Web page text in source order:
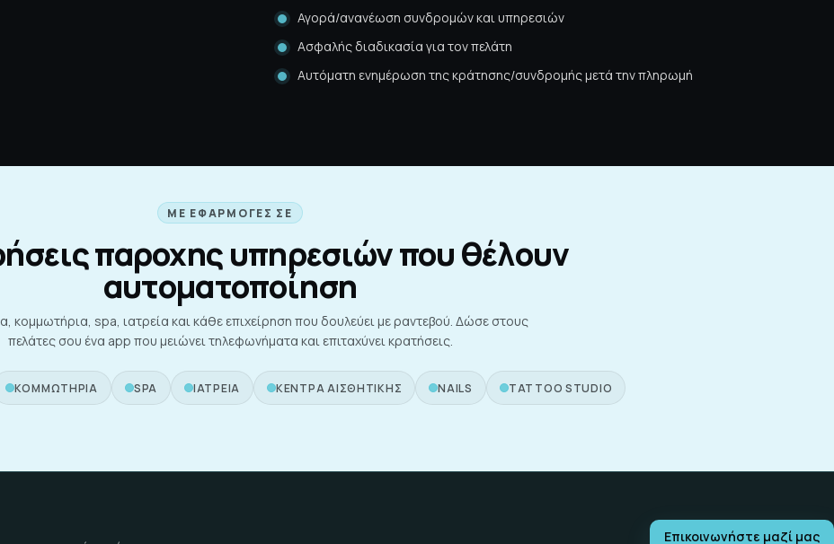
Αγορά/ανανέωση συνδρομών και υπηρεσιών
Ασφαλής διαδικασία για τον πελάτη
Αυτόματη ενημέρωση της κράτησης/συνδρομής μετά την πληρωμή
ΜΕ ΕΦΑΡΜΟΓΈΣ ΣΕ
παροχης υπηρεσιών που θέλουν
αυτοματοποίηση
κομμωτήρια, spa, ιατρεία και κάθε επιχείρηση που δουλεύει με ραντεβού. Δώσε στους
πελάτες σου ένα app που μειώνει τηλεφωνήματα και επιταχύνει κρατήσεις.
ΚΟΜΜΩΤΉΡΙΑ SPA ΙΑΤΡΕΊΑ ΚΈΝΤΡΑ ΑΙΣΘΗΤΙΚΉΣ NAILS TATTOO STUDIO
Επικοινωνήστε μαζί μας